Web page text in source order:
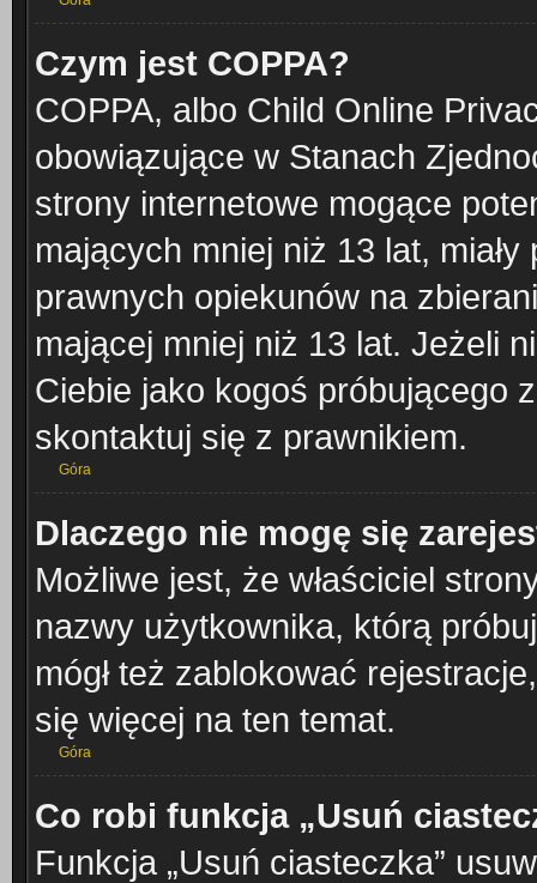
Czym jest COPPA?
COPPA, albo Child Online
obowiązujące w Stanach
strony internetowe mogące
mających mniej niż 13 lat,
prawnych opiekunów na
mającej mniej niż 13 lat. Jeżeli
Ciebie jako kogoś próbującego
skontaktuj się z prawnikiem.
Góra
Dlaczego nie mogę się
Możliwe jest, że właściciel
nazwy użytkownika, którą
mógł też zablokować
się więcej na ten temat.
Góra
Co robi funkcja „Usuń
Funkcja „Usuń ciasteczka”